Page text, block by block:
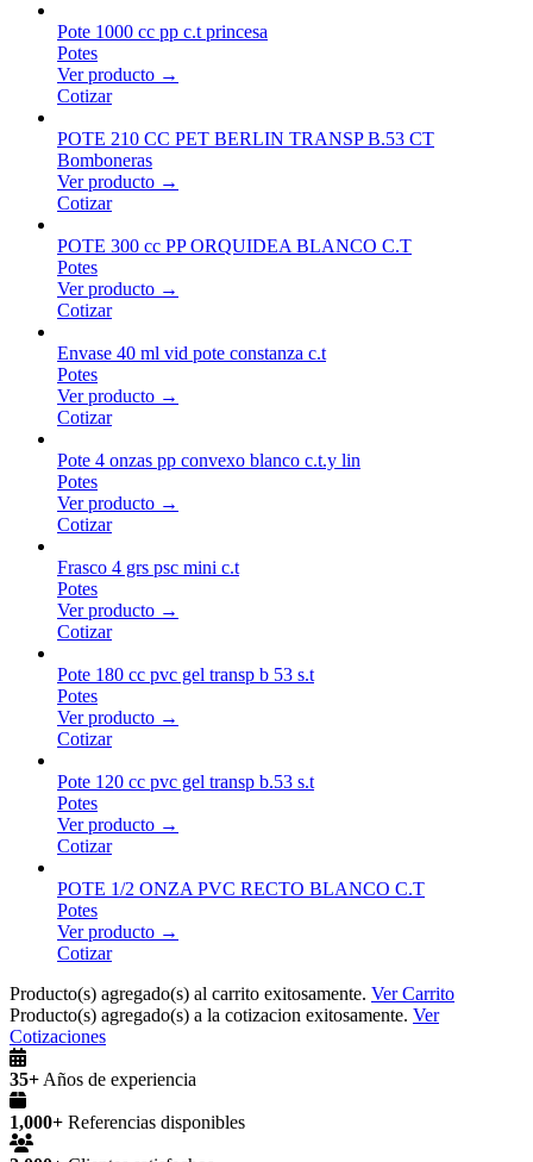
Pote 1000 cc pp c.t princesa
Potes
Ver producto →
Cotizar
POTE 210 CC PET BERLIN TRANSP B.53 CT
Bomboneras
Ver producto →
Cotizar
POTE 300 cc PP ORQUIDEA BLANCO C.T
Potes
Ver producto →
Cotizar
Envase 40 ml vid pote constanza c.t
Potes
Ver producto →
Cotizar
Pote 4 onzas pp convexo blanco c.t.y lin
Potes
Ver producto →
Cotizar
Frasco 4 grs psc mini c.t
Potes
Ver producto →
Cotizar
Pote 180 cc pvc gel transp b 53 s.t
Potes
Ver producto →
Cotizar
Pote 120 cc pvc gel transp b.53 s.t
Potes
Ver producto →
Cotizar
POTE 1/2 ONZA PVC RECTO BLANCO C.T
Potes
Ver producto →
Cotizar
Producto(s) agregado(s) al carrito exitosamente. Ver Carrito
Producto(s) agregado(s) a la cotizacion exitosamente. Ver
Cotizaciones
35+ Años de experiencia
1,000+ Referencias disponibles